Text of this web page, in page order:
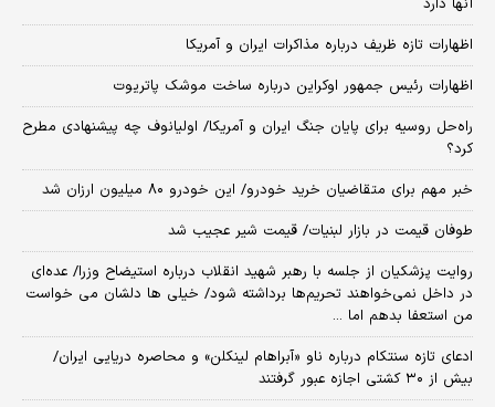
اظهارات تازه ظریف درباره مذاکرات ایران و آمریکا
اظهارات رئیس جمهور اوکراین درباره ساخت موشک پاتریوت
راه‌حل روسیه برای پایان جنگ ایران و آمریکا/ اولیانوف چه پیشنهادی مطرح
کرد؟
خبر مهم برای متقاضیان خرید خودرو/ این خودرو ۸۰ میلیون ارزان شد
طوفان قیمت در بازار لبنیات/ قیمت شیر عجیب شد
روایت پزشکیان از جلسه با رهبر شهید انقلاب درباره استیضاح وزرا/ عده‌ای
در داخل نمی‌خواهند تحریم‌ها برداشته شود/ خیلی ها دلشان می خواست
من استعفا بدهم اما ...
ادعای تازه سنتکام درباره ناو «آبراهام لینکلن» و محاصره دریایی ایران/
بیش از ۳۰ کشتی اجازه عبور گرفتند